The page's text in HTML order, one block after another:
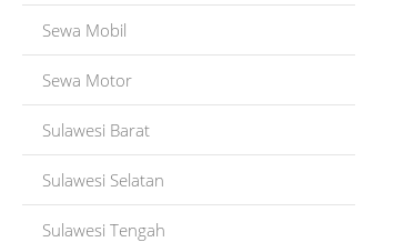
Sewa Mobil
Sewa Motor
Sulawesi Barat
Sulawesi Selatan
Sulawesi Tengah